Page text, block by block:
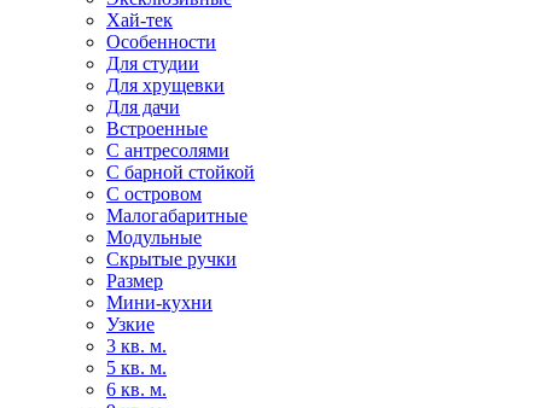
Хай-тек
Особенности
Для студии
Для хрущевки
Для дачи
Встроенные
С антресолями
С барной стойкой
С островом
Малогабаритные
Модульные
Скрытые ручки
Размер
Мини-кухни
Узкие
3 кв. м.
5 кв. м.
6 кв. м.